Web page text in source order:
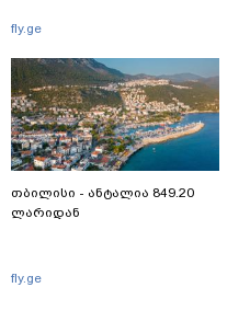
fly.ge
თბილისი - ანტალია 849.20
ლარიდან
fly.ge